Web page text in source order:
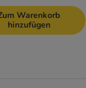
Warenkorb
hinzufügen